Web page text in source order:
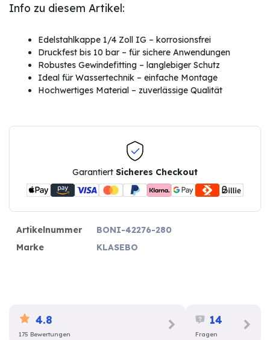
Info zu diesem Artikel:
Edelstahlkappe 1/4 Zoll IG – korrosionsfrei
Druckfest bis 10 bar – für sichere Anwendungen
Robustes Gewindefitting – langlebiger Schutz
Ideal für Wassertechnik – einfache Montage
Hochwertiges Material – zuverlässige Qualität
Garantiert Sicheres Checkout
Artikelnummer
BONI-42276-280
Marke
KLASEBO
4.8
175 Bewertungen
14
Fragen